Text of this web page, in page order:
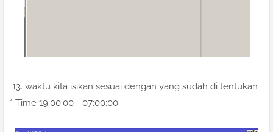
13. waktu kita isikan sesuai dengan yang sudah di tentukan
* Time 19:00:00 - 07:00:00